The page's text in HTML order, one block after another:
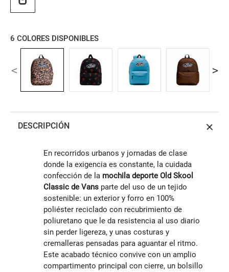
6 COLORES DISPONIBLES
DESCRIPCIÓN
En recorridos urbanos y jornadas de clase
donde la exigencia es constante, la cuidada
confección de la mochila deporte Old Skool
Classic de Vans parte del uso de un tejido
sostenible: un exterior y forro en 100%
poliéster reciclado con recubrimiento de
poliuretano que le da resistencia al uso diario
sin perder ligereza, y unas costuras y
cremalleras pensadas para aguantar el ritmo.
Este acabado técnico convive con un amplio
compartimento principal con cierre, un bolsillo